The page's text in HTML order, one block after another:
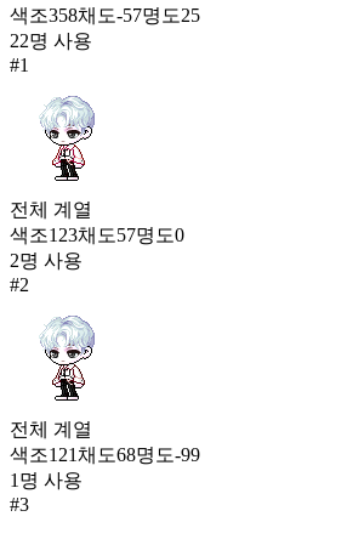
136
따스한 한코(여)
687
림보 슈트
조향사 하모니(여)
681
139
타미노 아리아(남)
상큼한 시간(여)
660
141
달송 눈꽃
색조358채도-57명도25
22명 사용
#1
전체 계열
색조123채도57명도0
2명 사용
#2
전체 계열
색조121 채도68명도-99
1 명 사용
#3